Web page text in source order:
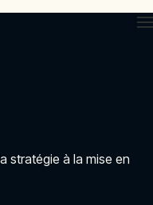
stratégie à la mise en